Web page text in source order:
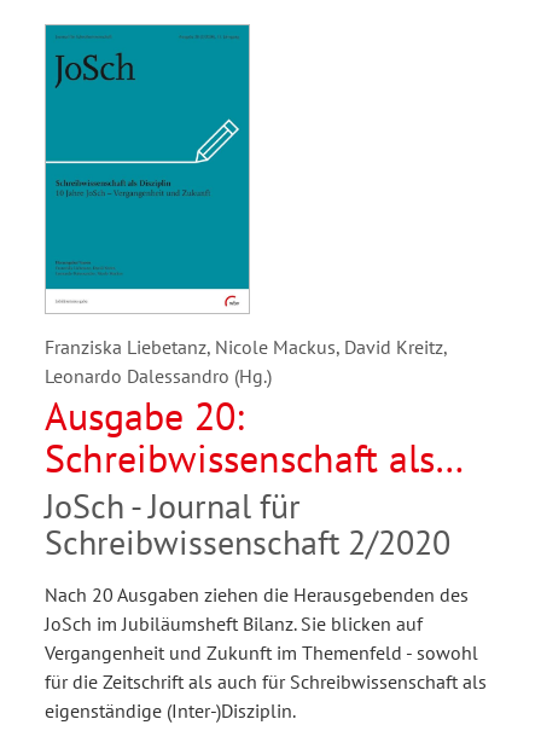
Franziska Liebetanz, Nicole Mackus, David Kreitz,
Leonardo Dalessandro (Hg.)
Ausgabe 20:
Schreibwissenschaft als
Disziplin. 10 Jahre JoSch -
Vergangenheit und Zukunft
JoSch - Journal für
Schreibwissenschaft 2/2020
Nach 20 Ausgaben ziehen die Herausgebenden des
JoSch im Jubiläumsheft Bilanz. Sie blicken auf
Vergangenheit und Zukunft im Themenfeld - sowohl
für die Zeitschrift als auch für Schreibwissenschaft als
eigenständige (Inter-)Disziplin.